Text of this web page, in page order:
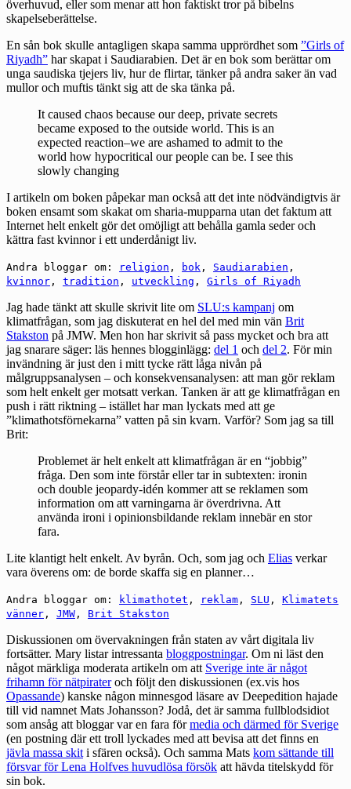
överhuvud, eller som menar att hon faktiskt tror på bibelns
skapelseberättelse.
En sån bok skulle antagligen skapa samma upprördhet som ”Girls of
Riyadh” har skapat i Saudiarabien. Det är en bok som berättar om
unga saudiska tjejers liv, hur de flirtar, tänker på andra saker än vad
mullor och muftis tänkt sig att de ska tänka på.
It caused chaos because our deep, private secrets
became exposed to the outside world. This is an
expected reaction–we are ashamed to admit to the
world how hypocritical our people can be. I see this
slowly changing
I artikeln om boken påpekar man också att det inte nödvändigtvis är
boken ensamt som skakat om sharia-mupparna utan det faktum att
Internet helt enkelt gör det omöjligt att behålla gamla seder och
kättra fast kvinnor i ett underdånigt liv.
Andra bloggar om: religion , bok , Saudiarabien ,
kvinnor , tradition , utveckling , Girls of Riyadh
Jag hade tänkt att skulle skrivit lite om SLU:s kampanj om
klimatfrågan, som jag diskuterat en hel del med min vän Brit
Stakston på JMW. Men hon har skrivit så pass mycket och bra att
jag snarare säger: läs hennes blogginlägg: del 1 och del 2. För min
invändning är just den i mitt tycke rätt låga nivån på
målgruppsanalysen – och konsekvensanalysen: att man gör reklam
som helt enkelt ger motsatt verkan. Tanken är att ge klimatfrågan en
push i rätt riktning – istället har man lyckats med att ge
”klimathotsförnekarna” vatten på sin kvarn. Varför? Som jag sa till
Brit:
Problemet är helt enkelt att klimatfrågan är en “jobbig”
fråga. Den som inte förstår eller tar in subtexten: ironin
och double jeopardy-idén kommer att se reklamen som
information om att varningarna är överdrivna. Att
använda ironi i opinionsbildande reklam innebär en stor
fara.
Lite klantigt helt enkelt. Av byrån. Och, som jag och Elias verkar
vara överens om: de borde skaffa sig en planner…
Andra bloggar om: klimathotet , reklam , SLU , Klimatets
vänner , JMW , Brit Stakston
Diskussionen om övervakningen från staten av vårt digitala liv
fortsätter. Mary listar intressanta bloggpostningar. Om ni läst den
något märkliga moderata artikeln om att Sverige inte är något
frihamn för nätpirateroch följt den diskussionen (ex.vis hos
Opassande) kanske någon minnesgod läsare av Deepedition hajade
till vid namnet Mats Johansson? Jodå, det är samma fullblodsidiot
som ansåg att bloggar var en fara förmedia och därmed för Sverige
(en postning där ett troll lyckades med att bevisa att det finns en
jävla massa skiti sfären också). Och samma Mats kom sättande till
försvar för Lena Holfves huvudlösa försök att hävda titelskydd för
sin bok.